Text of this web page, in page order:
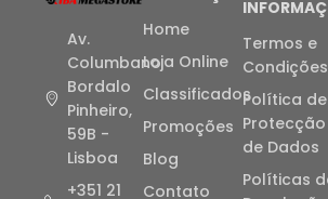
Av.
Columbano
Bordalo
Pinheiro,
59B -
Lisboa
+351 21
Home
Loja Online
Classificados
Promoções
Blog
Contato
Termos e
Condições
Política de
Protecção
de Dados
Políticas